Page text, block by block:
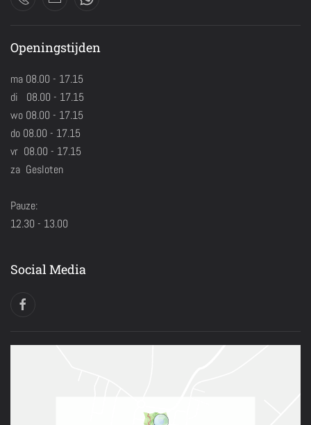
Openingstijden
ma 08.00 - 17.15
di 08.00 - 17.15
wo 08.00 - 17.15
do 08.00 - 17.15
vr 08.00 - 17.15
za Gesloten
Pauze:
12.30 - 13.00
Social Media